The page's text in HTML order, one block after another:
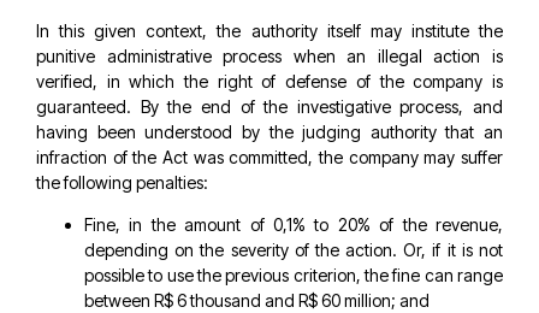
In this given context, the authority itself may institute the
punitive administrative process when an illegal action is
verified, in which the right of defense of the company is
guaranteed. By the end of the investigative process, and
having been understood by the judging authority that an
infraction of the Act was committed, the company may suffer
the following penalties:
Fine, in the amount of 0,1% to 20% of the revenue,
depending on the severity of the action. Or, if it is not
possible to use the previous criterion, the fine can range
between R$ 6 thousand and R$ 60 million; and